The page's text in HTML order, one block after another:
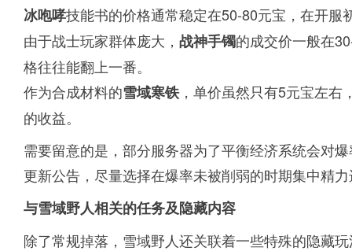
冰咆哮技能书的价格通常稳定在50-80元宝，在开服
由于战士玩家群体庞大， 战神手镯的成交价一般在
格往往能翻上一番。
作为合成材料的雪域寒铁，单价虽然只有5元宝左右
的收益。
需要留意的是，部分服务器为了平衡经济系统会对
更新公告，尽量选择在爆率未被削弱的时期集中精
与雪域野人相关的任务及隐藏内容
除了常规掉落，雪域野人还关联着一些特殊的隐藏